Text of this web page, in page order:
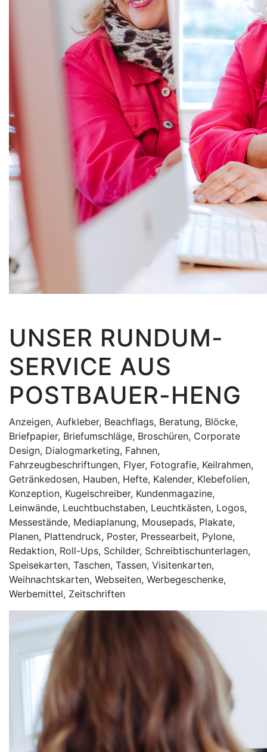
UNSER RUNDUM-
SERVICE AUS
POSTBAUER-HENG
Anzeigen, Aufkleber, Beachflags, Beratung, Blöcke,
Briefpapier, Briefumschläge, Broschüren, Corporate
Design, Dialogmarketing, Fahnen,
Fahrzeugbeschriftungen, Flyer, Fotografie, Keilrahmen,
Getränkedosen, Hauben, Hefte, Kalender, Klebefolien,
Konzeption, Kugelschreiber, Kundenmagazine,
Leinwände, Leuchtbuchstaben, Leuchtkästen, Logos,
Messestände, Mediaplanung, Mousepads, Plakate,
Planen, Plattendruck, Poster, Pressearbeit, Pylone,
Redaktion, Roll-Ups, Schilder, Schreibtischunterlagen,
Speisekarten, Taschen, Tassen, Visitenkarten,
Weihnachtskarten, Webseiten, Werbegeschenke,
Werbemittel, Zeitschriften